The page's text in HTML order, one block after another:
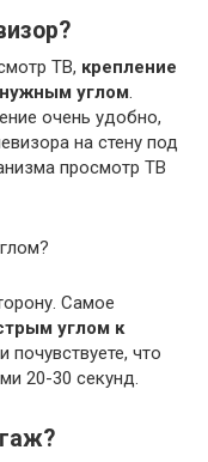
ТВ, крепление
углом.
очень удобно,
на стену под
просмотр ТВ
Самое
углом к
почувствуете, что
20-30 секунд.